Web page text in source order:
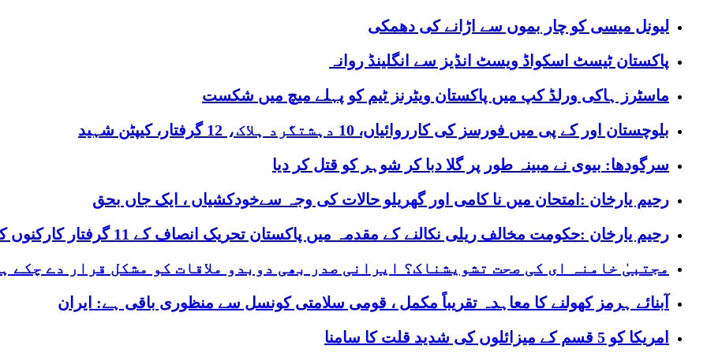
لیونل میسی کو چار بموں سے اڑانے کی دھمکی
پاکستان ٹیسٹ اسکواڈ ویسٹ انڈیز سے انگلینڈ روانہ
ماسٹرز ہاکی ورلڈ کپ میں پاکستان ویٹرنز ٹیم کو پہلے میچ میں شکست
بلوچستان اور کے پی میں فورسز کی کارروائیاں، 10 دہشتگرد ہلاک، 12 گرفتار، کیپٹن شہید
سرگودھا: بیوی نے مبینہ طور پر گلا دبا کر شوہر کو قتل کر دیا
رحیم یارخان :امتحان میں نا کامی اور گھریلو حالات کی وجہ سےخودکشیاں ، ایک جاں بحق
رحیم یارخان :حکومت مخالف ریلی نکالنے کے مقدمہ میں پاکستان تحریک انصاف کے 11 گرفتار کارکنوں کو عدالت کے رہا کرنے کے احکامات
مجتبیٰ خامنہ ای کی صحت تشویشناک؟ ایرانی صدر بھی دوبدو ملاقات کو مشکل قرار دے چکے
آبنائے ہرمز کھولنے کا معاہدہ تقریباً مکمل ، قومی سلامتی کونسل سے منظوری باقی ہے: ایران
امریکا کو 5 قسم کے میزائلوں کی شدید قلت کا سامنا